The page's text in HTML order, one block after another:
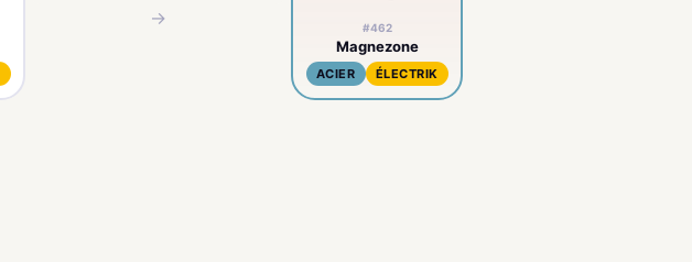
→ #462
Magnezone
ACIER ÉLECTRIK